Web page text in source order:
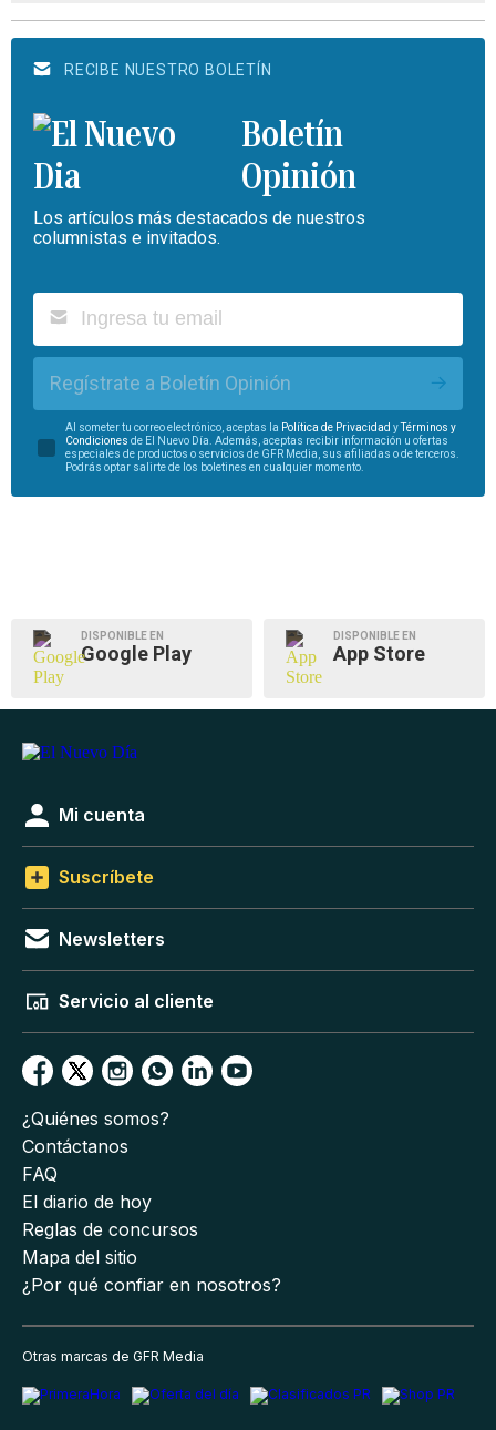
RECIBE NUESTRO BOLETÍN
Boletín
Opinión
Los artículos más destacados de nuestros
columnistas e invitados.
Regístrate a Boletín Opinión
Al someter tu correo electrónico, aceptas la Política de Privacidad yTérminos y
Condiciones de El Nuevo Día. Además, aceptas recibir información u ofertas
especiales de productos o servicios de GFR Media, sus afiliadas o de terceros.
Podrás optar salirte de los boletines en cualquier momento.
DISPONIBLE EN
Google Play
DISPONIBLE EN
App Store
Mi cuenta
Suscríbete
Newsletters
Servicio al cliente
¿Quiénes somos?
Contáctanos
FAQ
El diario de hoy
Reglas de concursos
Mapa del sitio
¿Por qué confiar en nosotros?
Otras marcas de GFR Media